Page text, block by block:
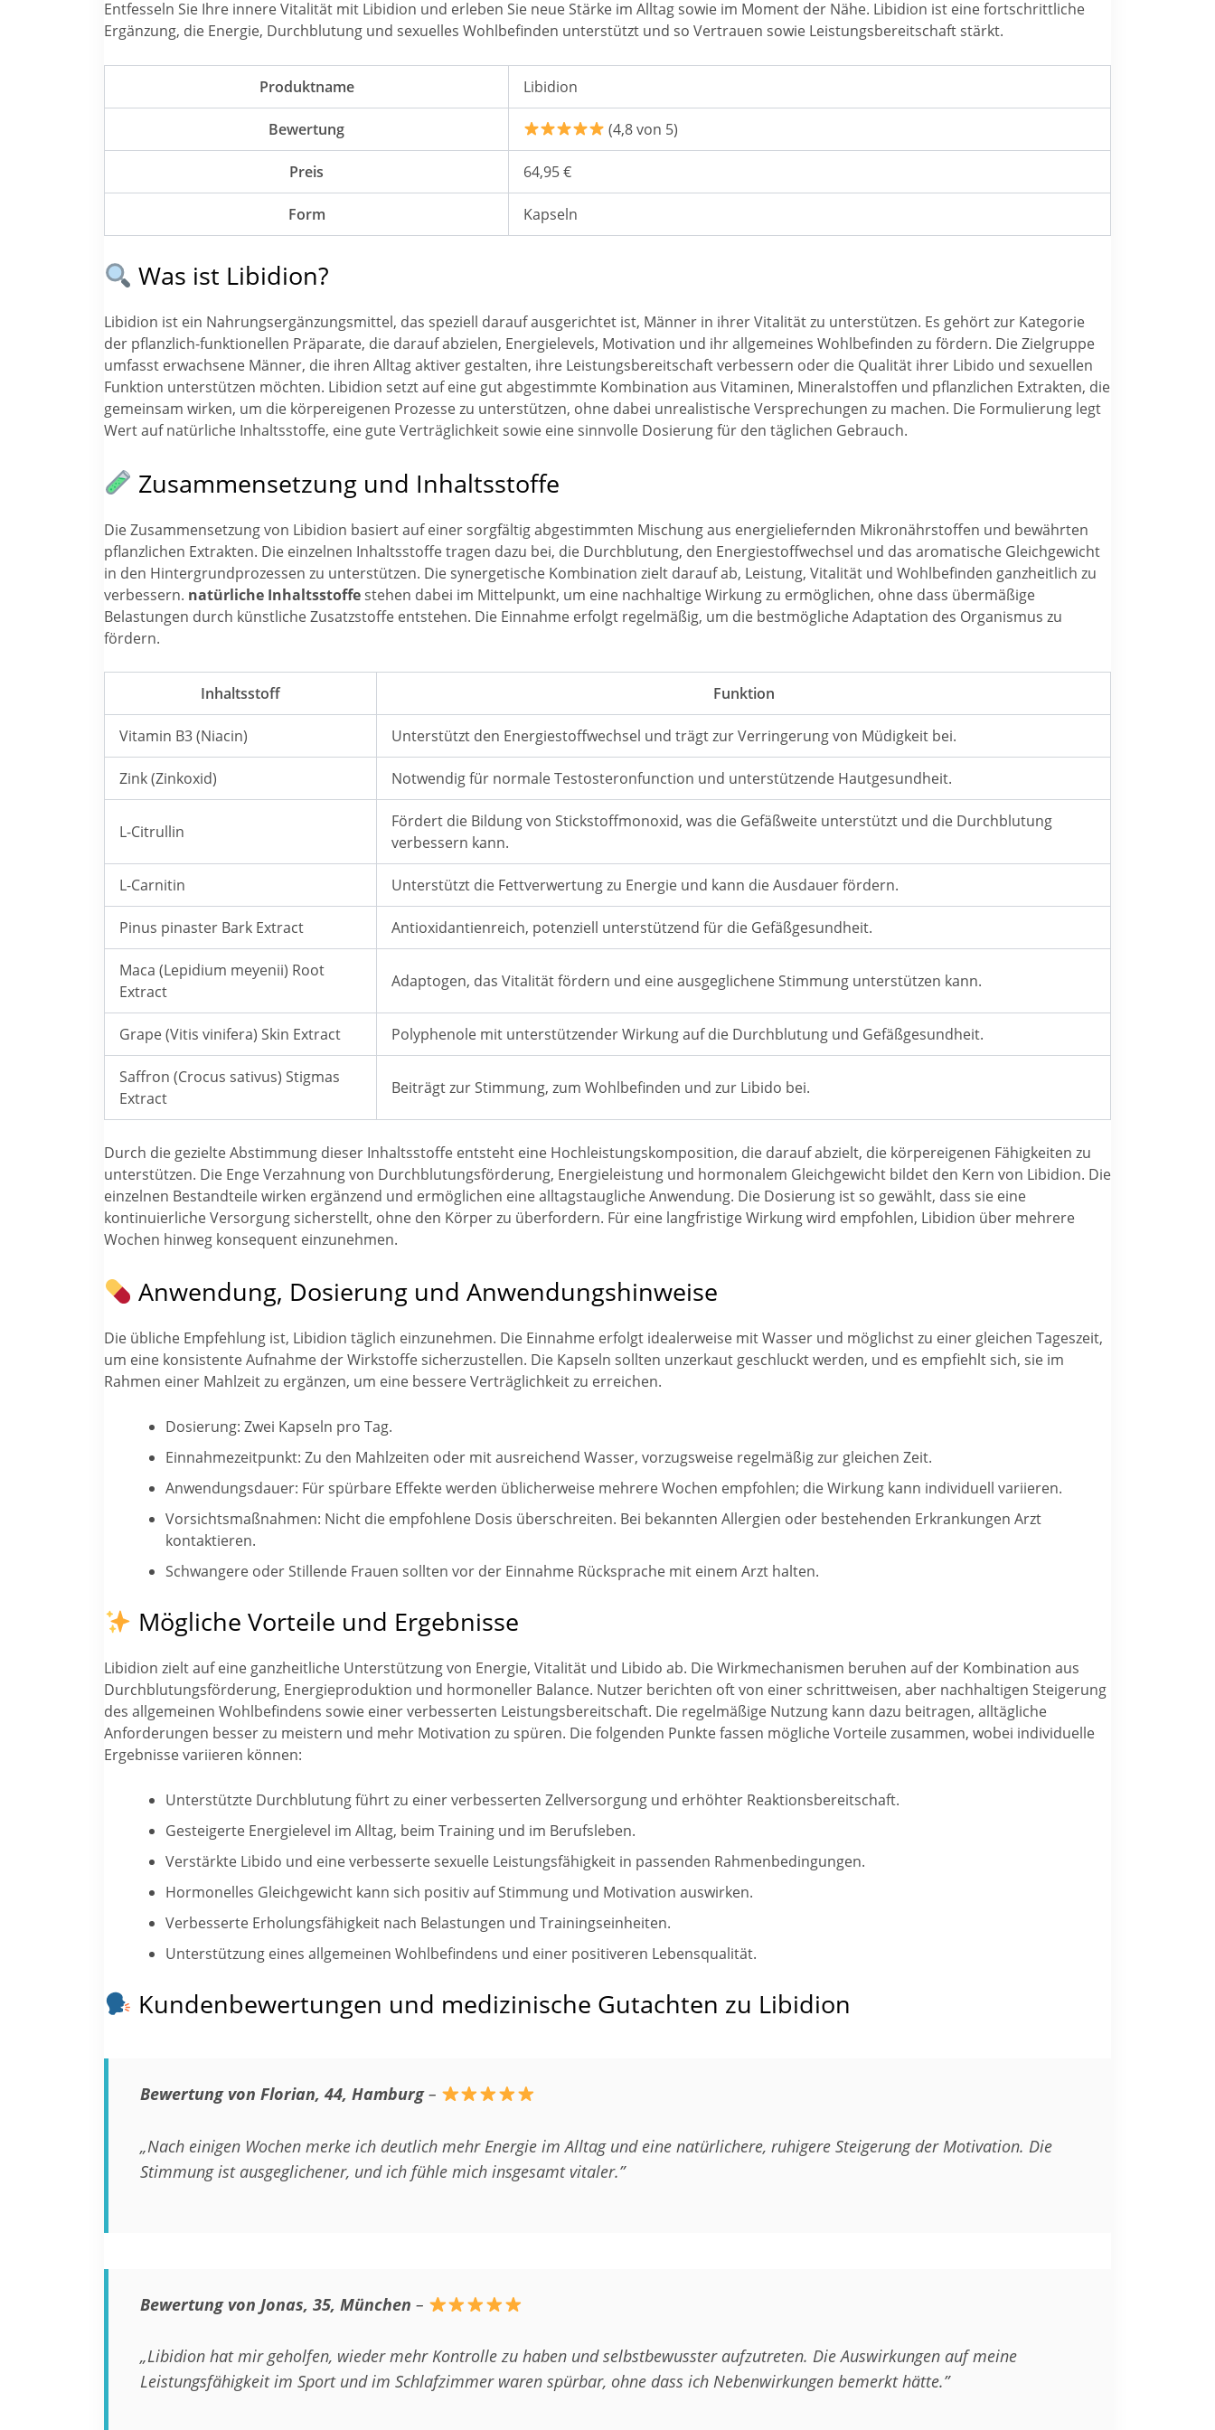
Entfesseln Sie Ihre innere Vitalität mit Libidion und erleben Sie neue Stärke im Alltag sowie im Moment der Nähe. Libidion ist eine fortschrittliche
Ergänzung, die Energie, Durchblutung und sexuelles Wohlbefinden unterstützt und so Vertrauen sowie Leistungsbereitschaft stärkt.
Produktname Libidion
Bewertung (4,8 von 5)
Preis 64,95 €
Form Kapseln
Was ist Libidion?
Libidion ist ein Nahrungsergänzungsmittel, das speziell darauf ausgerichtet ist, Männer in ihrer Vitalität zu unterstützen. Es gehört zur Kategorie
der pflanzlich-funktionellen Präparate, die darauf abzielen, Energielevels, Motivation und ihr allgemeines Wohlbefinden zu fördern. Die Zielgruppe
umfasst erwachsene Männer, die ihren Alltag aktiver gestalten, ihre Leistungsbereitschaft verbessern oder die Qualität ihrer Libido und sexuellen
Funktion unterstützen möchten. Libidion setzt auf eine gut abgestimmte Kombination aus Vitaminen, Mineralstoffen und pflanzlichen Extrakten, die
gemeinsam wirken, um die körpereigenen Prozesse zu unterstützen, ohne dabei unrealistische Versprechungen zu machen. Die Formulierung legt
Wert auf natürliche Inhaltsstoffe, eine gute Verträglichkeit sowie eine sinnvolle Dosierung für den täglichen Gebrauch.
Zusammensetzung und Inhaltsstoffe
Die Zusammensetzung von Libidion basiert auf einer sorgfältig abgestimmten Mischung aus energieliefernden Mikronährstoffen und bewährten
pflanzlichen Extrakten. Die einzelnen Inhaltsstoffe tragen dazu bei, die Durchblutung, den Energiestoffwechsel und das aromatische Gleichgewicht
in den Hintergrundprozessen zu unterstützen. Die synergetische Kombination zielt darauf ab, Leistung, Vitalität und Wohlbefinden ganzheitlich zu
verbessern. natürliche Inhaltsstoffestehen dabei im Mittelpunkt, um eine nachhaltige Wirkung zu ermöglichen, ohne dass übermäßige
Belastungen durch künstliche Zusatzstoffe entstehen. Die Einnahme erfolgt regelmäßig, um die bestmögliche Adaptation des Organismus zu
fördern.
Inhaltsstoff Funktion
Vitamin B3 (Niacin) Unterstützt den Energiestoffwechsel und trägt zur Verringerung von Müdigkeit bei.
Zink (Zinkoxid) Notwendig für normale Testosteronfunction und unterstützende Hautgesundheit.
L-Citrullin
Fördert die Bildung von Stickstoffmonoxid, was die Gefäßweite unterstützt und die Durchblutung
verbessern kann.
L-Carnitin Unterstützt die Fettverwertung zu Energie und kann die Ausdauer fördern.
Pinus pinaster Bark Extract Antioxidantienreich, potenziell unterstützend für die Gefäßgesundheit.
Maca (Lepidium meyenii) Root
Extract
Adaptogen, das Vitalität fördern und eine ausgeglichene Stimmung unterstützen kann.
Grape (Vitis vinifera) Skin Extract Polyphenole mit unterstützender Wirkung auf die Durchblutung und Gefäßgesundheit.
Saffron (Crocus sativus) Stigmas
Extract
Beiträgt zur Stimmung, zum Wohlbefinden und zur Libido bei.
Durch die gezielte Abstimmung dieser Inhaltsstoffe entsteht eine Hochleistungskomposition, die darauf abzielt, die körpereigenen Fähigkeiten zu
unterstützen. Die Enge Verzahnung von Durchblutungsförderung, Energieleistung und hormonalem Gleichgewicht bildet den Kern von Libidion. Die
einzelnen Bestandteile wirken ergänzend und ermöglichen eine alltagstaugliche Anwendung. Die Dosierung ist so gewählt, dass sie eine
kontinuierliche Versorgung sicherstellt, ohne den Körper zu überfordern. Für eine langfristige Wirkung wird empfohlen, Libidion über mehrere
Wochen hinweg konsequent einzunehmen.
Anwendung, Dosierung und Anwendungshinweise
Die übliche Empfehlung ist, Libidion täglich einzunehmen. Die Einnahme erfolgt idealerweise mit Wasser und möglichst zu einer gleichen Tageszeit,
um eine konsistente Aufnahme der Wirkstoffe sicherzustellen. Die Kapseln sollten unzerkaut geschluckt werden, und es empfiehlt sich, sie im
Rahmen einer Mahlzeit zu ergänzen, um eine bessere Verträglichkeit zu erreichen.
Dosierung: Zwei Kapseln pro Tag.
Einnahmezeitpunkt: Zu den Mahlzeiten oder mit ausreichend Wasser, vorzugsweise regelmäßig zur gleichen Zeit.
Anwendungsdauer: Für spürbare Effekte werden üblicherweise mehrere Wochen empfohlen; die Wirkung kann individuell variieren.
Vorsichtsmaßnahmen: Nicht die empfohlene Dosis überschreiten. Bei bekannten Allergien oder bestehenden Erkrankungen Arzt
kontaktieren.
Schwangere oder Stillende Frauen sollten vor der Einnahme Rücksprache mit einem Arzt halten.
Mögliche Vorteile und Ergebnisse
Libidion zielt auf eine ganzheitliche Unterstützung von Energie, Vitalität und Libido ab. Die Wirkmechanismen beruhen auf der Kombination aus
Durchblutungsförderung, Energieproduktion und hormoneller Balance. Nutzer berichten oft von einer schrittweisen, aber nachhaltigen Steigerung
des allgemeinen Wohlbefindens sowie einer verbesserten Leistungsbereitschaft. Die regelmäßige Nutzung kann dazu beitragen, alltägliche
Anforderungen besser zu meistern und mehr Motivation zu spüren. Die folgenden Punkte fassen mögliche Vorteile zusammen, wobei individuelle
Ergebnisse variieren können:
Unterstützte Durchblutung führt zu einer verbesserten Zellversorgung und erhöhter Reaktionsbereitschaft.
Gesteigerte Energielevel im Alltag, beim Training und im Berufsleben.
Verstärkte Libido und eine verbesserte sexuelle Leistungsfähigkeit in passenden Rahmenbedingungen.
Hormonelles Gleichgewicht kann sich positiv auf Stimmung und Motivation auswirken.
Verbesserte Erholungsfähigkeit nach Belastungen und Trainingseinheiten.
Unterstützung eines allgemeinen Wohlbefindens und einer positiveren Lebensqualität.
Kundenbewertungen und medizinische Gutachten zu Libidion
Bewertung von Florian, 44, Hamburg–
„Nach einigen Wochen merke ich deutlich mehr Energie im Alltag und eine natürlichere, ruhigere Steigerung der Motivation. Die
Stimmung ist ausgeglichener, und ich fühle mich insgesamt vitaler.”
Bewertung von Jonas, 35, München –
„Libidion hat mir geholfen, wieder mehr Kontrolle zu haben und selbstbewusster aufzutreten. Die Auswirkungen auf meine
Leistungsfähigkeit im Sport und im Schlafzimmer waren spürbar, ohne dass ich Nebenwirkungen bemerkt hätte.”